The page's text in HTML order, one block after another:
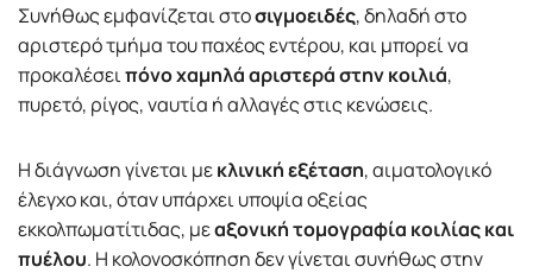
Συνήθως εμφανίζεται στοσιγμοειδές, δηλαδή στο
αριστερό τμήμα του παχέος εντέρου, και μπορεί να
προκαλέσειπόνο χαμηλά αριστερά στην κοιλιά,
πυρετό, ρίγος, ναυτία ή αλλαγές στις κενώσεις.
Η διάγνωση γίνεται μεκλινική εξέταση, αιματολογικό
έλεγχο και, όταν υπάρχει υποψία οξείας
εκκολπωματίτιδας, μεαξονική τομογραφία κοιλίας και
πυέλου. Η κολονοσκόπηση δεν γίνεται συνήθως στην